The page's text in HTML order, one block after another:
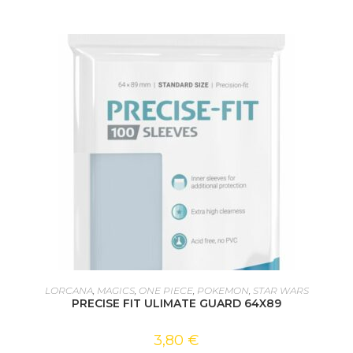
AJOUTER AU PANIER
LORCANA, MAGICS, ONE PIECE, POKEMON, STAR WARS
PRECISE FIT ULIMATE GUARD 64X89
3,80 €